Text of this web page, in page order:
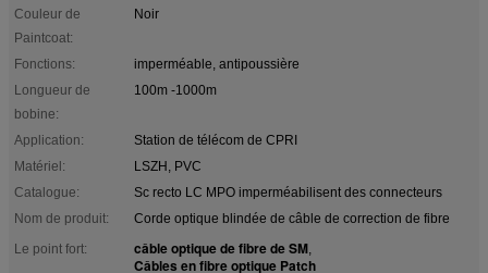
Couleur de
Paintcoat:
Noir
Fonctions:
imperméable, antipoussière
Longueur de
bobine:
100m -1000m
Application:
Station de télécom de CPRI
Matériel:
LSZH, PVC
Catalogue:
Sc recto LC MPO imperméabilisent des connecteurs
Nom de produit:
Corde optique blindée de câble de correction de fibre
Le point fort:
câble optique de fibre de SM,
Câbles en fibre optique Patch